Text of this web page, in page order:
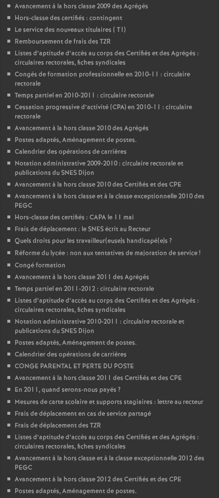
Avancement à la hors classe 2009 des Agrégés
Hors-classe des certifiés : contingent
Le service des nouveaux titulaires ( T1)
Remboursement de frais des TZR
Listes d’aptitude d’accès au corps des Certifiés et des Agrégés :
circulaires rectorales, fiches syndicales
Congés de formation professionnelle en 2010-11 : circulaire
rectorale
Temps partiel en 2010-2011 : circulaire rectorale
Cessation progressive d’activité (CPA) en 2010-11 : circulaire
rectorale
Avancement à la hors classe 2010 des Agrégés
Postes adaptés, Aménagement de postes.
Calendrier des opérations de carrières
Notation administrative 2009-2010 : circulaire rectorale et
publications du SNES Dijon
Avancement à la hors classe 2010 des Certifiés et des CPE
Avancement à la hors classe et à la classe exceptionnelle 2010 des
PEGC
Hors-classe des certifiés : CAPA le 11 mai
Frais de déplacement : le SNES écrit au Recteur
Quels droits pour les travailleur(euse)s handicapé(e)s ?
Réforme du lycée : non aux tentatives de majoration de service!
Congé formation
Avancement à la hors classe 2011 des Agrégés
Temps partiel en 2011-2012 : circulaire rectorale
Listes d’aptitude d’accès au corps des Certifiés et des Agrégés :
circulaires rectorales, fiches syndicales
Notation administrative 2010-2011 : circulaire rectorale et
publications du SNES Dijon
Postes adaptés, Aménagement de postes.
Calendrier des opérations de carrières
CONGE PARENTAL ET PERTE DU POSTE
Avancement à la hors classe 2011 des Certifiés et des CPE
En 2011, quand serons-nous payés ?
Mesures de carte scolaire et supports stagiaires : lettre au recteur
Frais de déplacement en cas de service partagé
Frais de déplacement des TZR
Listes d’aptitude d’accès au corps des Certifiés et des Agrégés :
circulaires rectorales, fiches syndicales
Avancement à la hors classe et à la classe exceptionnelle 2012 des
PEGC
Avancement à la hors classe 2012 des Certifiés et des CPE
Postes adaptés, Aménagement de postes.